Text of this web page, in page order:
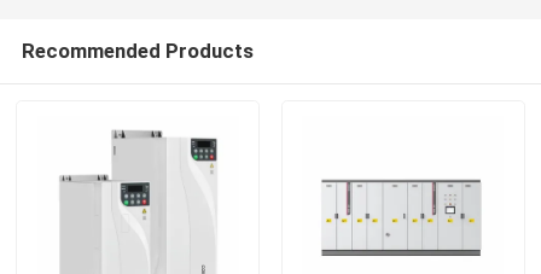
সোলার অপ্টিমাইজার
Recommended Products